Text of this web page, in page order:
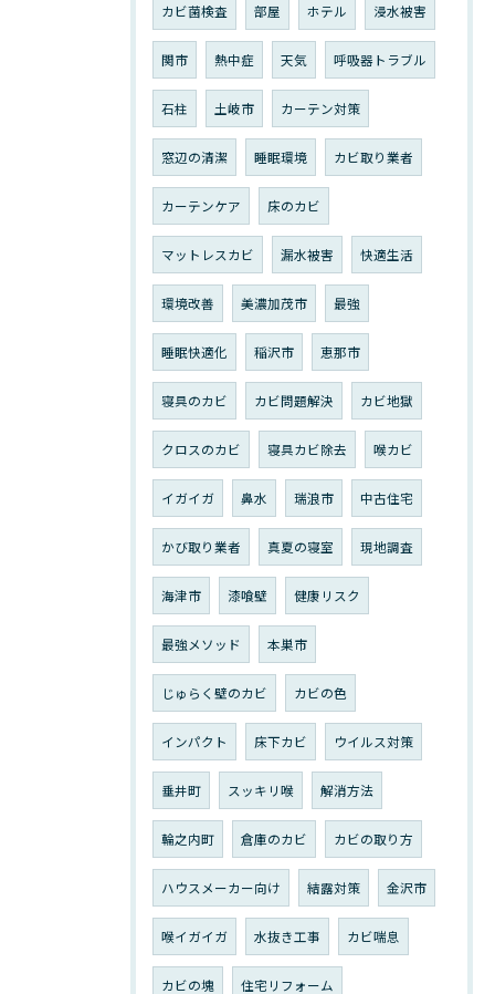
カビ菌検査 部屋 ホテル 浸水被害
関市 熱中症 天気 呼吸器トラブル
石柱 土岐市 カーテン対策
窓辺の清潔 睡眠環境 カビ取り業者
カーテンケア 床のカビ
マットレスカビ 漏水被害 快適生活
環境改善 美濃加茂市 最強
睡眠快適化 稲沢市 恵那市
寝具のカビ カビ問題解決 カビ地獄
クロスのカビ 寝具カビ除去 喉カビ
イガイガ 鼻水 瑞浪市 中古住宅
かび取り業者 真夏の寝室 現地調査
海津市 漆喰壁 健康リスク
最強メソッド 本巣市
じゅらく壁のカビ カビの色
インパクト 床下カビ ウイルス対策
垂井町 スッキリ喉 解消方法
輪之内町 倉庫のカビ カビの取り方
ハウスメーカー向け 結露対策 金沢市
喉イガイガ 水抜き工事 カビ喘息
カビの塊 住宅リフォーム